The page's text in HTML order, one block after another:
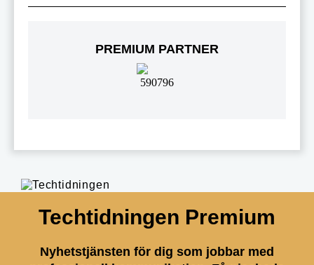
PREMIUM PARTNER
Techtidningen Premium
Nyhetstjänsten för dig som jobbar med